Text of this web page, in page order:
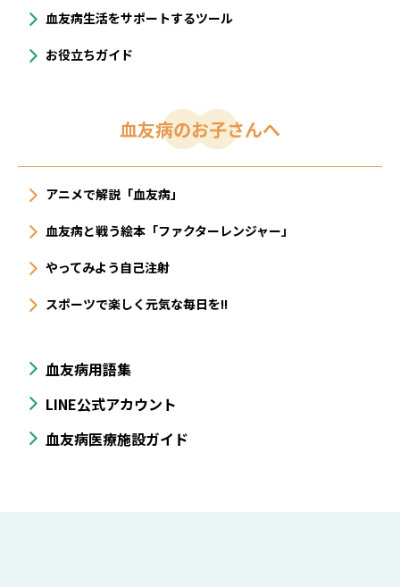
血友病生活をサポートするツール
お役立ちガイド
血友病のお子さんへ
アニメで解説「血友病」
血友病と戦う絵本「ファクターレンジャー」
やってみよう自己注射
スポーツで楽しく元気な毎日を!!
血友病用語集
LINE公式アカウント
血友病医療施設ガイド